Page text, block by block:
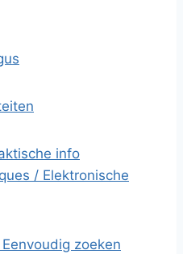
info
/ Elektronische
zoeken